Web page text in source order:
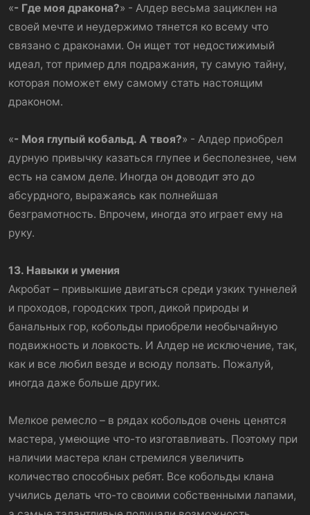
«- Где моя дракона?» - Алдер весьма зациклен на
своей мечте и неудержимо тянется ко всему что
связано с драконами. Он ищет тот недостижимый
идеал, тот пример для подражания, ту самую тайну,
которая поможет ему самому стать настоящим
драконом.
«- Моя глупый кобальд. А твоя?» - Алдер приобрел
дурную привычку казаться глупее и бесполезнее, чем
есть на самом деле. Иногда он доводит это до
абсурдного, выражаясь как полнейшая
безграмотность. Впрочем, иногда это играет ему на
руку.
13. Навыки и умения
Акробат – привыкшие двигаться среди узких туннелей
и проходов, городских троп, дикой природы и
банальных гор, кобольды приобрели необычайную
подвижность и ловкость. И Алдер не исключение, так,
как и все любил везде и всюду ползать. Пожалуй,
иногда даже больше других.
Мелкое ремесло – в рядах кобольдов очень ценятся
мастера, умеющие что-то изготавливать. Поэтому при
наличии мастера клан стремился увеличить
количество способных ребят. Все кобольды клана
учились делать что-то своими собственными лапами,